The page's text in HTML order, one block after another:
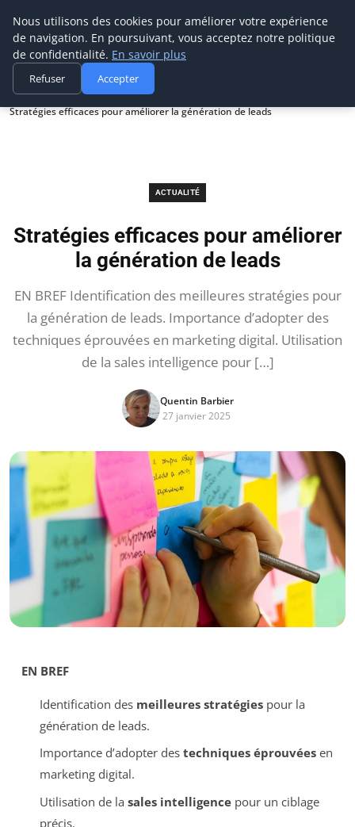
Prospection Pro
Accueil
Actualité
Stratégies efficaces pour améliorer la génération de leads
ACTUALITÉ
Stratégies efficaces pour améliorer
la génération de leads
EN BREF Identification des meilleures stratégies pour
la génération de leads. Importance d’adopter des
techniques éprouvées en marketing digital. Utilisation
de la sales intelligence pour […]
Quentin Barbier
27 janvier 2025
EN BREF
Identification des meilleures stratégiespour la
génération de leads.
Importance d’adopter des techniques éprouvéesen
marketing digital.
Utilisation de la sales intelligencepour un ciblage
précis.
Nous utilisons des cookies pour améliorer votre expérience
de navigation. En poursuivant, vous acceptez notre politique
de confidentialité. En savoir plus
Refuser Accepter